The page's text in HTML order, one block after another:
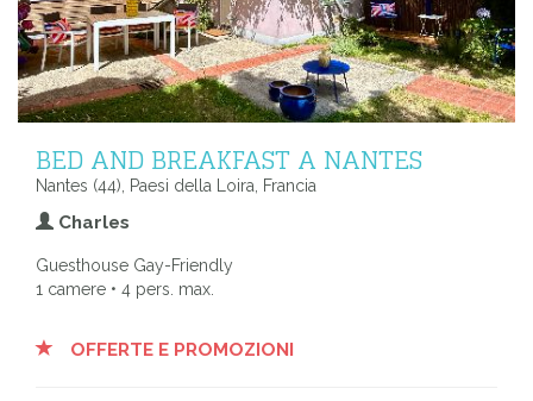
BED AND BREAKFAST A NANTES
Nantes (44), Paesi della Loira, Francia
Charles
Guesthouse Gay-Friendly
1 camere • 4 pers. max.
OFFERTE E PROMOZIONI